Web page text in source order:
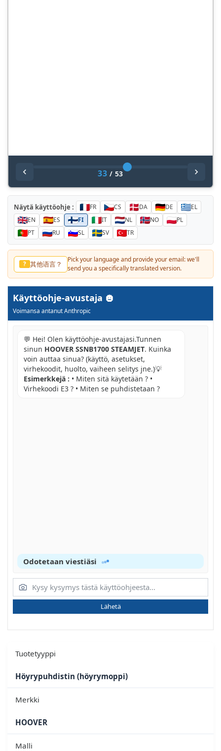
33 / 53
Näytä käyttöohje : FR CS DA DE
EL
EN
ES FI IT NL NO
PL
PT
RU SL SV TR
? 其他语言？
Pick your language and provide your email: we'll
send you a specifically translated version.
Käyttöohje-avustaja
Voimansa antanut Anthropic
💬 Hei! Olen käyttöohje-avustajasi.Tunnen
sinun HOOVER SSNB1700 STEAMJET. Kuinka
voin auttaa sinua? (käyttö, asetukset,
virhekoodit, huolto, vaiheen selitys jne.)💡
Esimerkkejä : • Miten sitä käytetään ? •
Virhekoodi E3 ? • Miten se puhdistetaan ?
Odotetaan viestiäsi
Lähetä
Tuotetyyppi
Höyrypuhdistin (höyrymoppi)
Merkki
HOOVER
Malli